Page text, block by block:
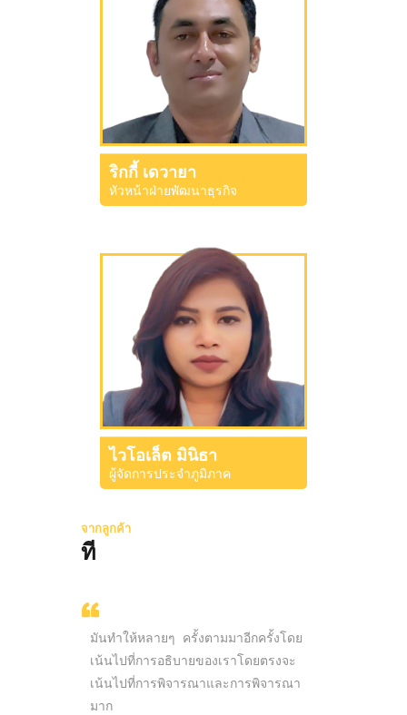
ริกกี้ เดวายา
หัวหน้าฝ่ายพัฒนาธุรกิจ
ไวโอเล็ต มินิธา
ผู้จัดการประจำภูมิภาค
จากลูกค้า
ที
มันทำให้หลายๆ ครั้งตามมาอีกครั้งโดย
เน้นไปที่การอธิบายของเราโดยตรงจะ
เน้นไปที่การพิจารณาและการพิจารณา
มาก